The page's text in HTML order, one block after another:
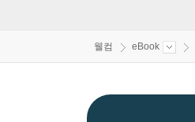
웰컴 eBook